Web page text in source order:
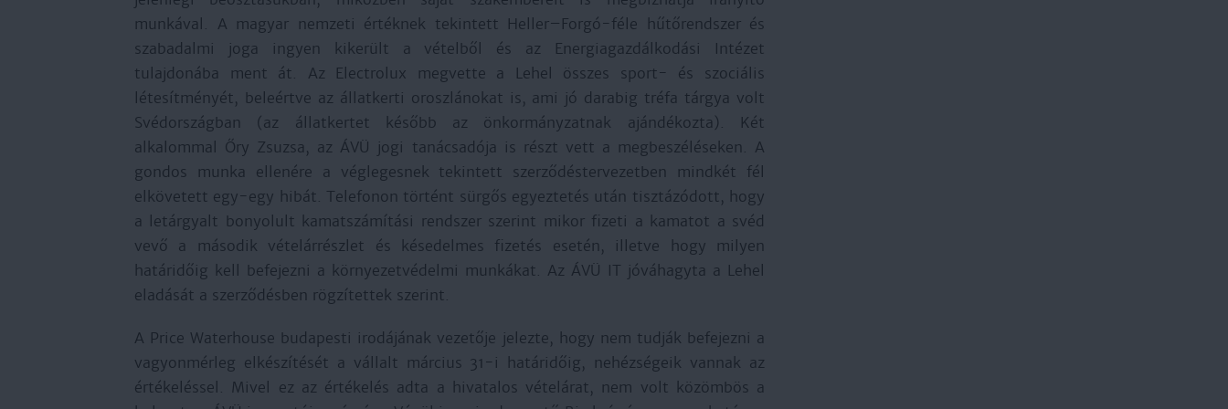
munkával. A magyar nemzeti értéknek tekintett Heller–Forgó-féle hűtőrendszer és
szabadalmi joga ingyen kikerült a vételből és az Energiagazdálkodási Intézet
tulajdonába ment át. Az Electrolux megvette a Lehel összes sport- és szociális
létesítményét, beleértve az állatkerti oroszlánokat is, ami jó darabig tréfa tárgya volt
Svédországban (az állatkertet később az önkormányzatnak ajándékozta). Két
alkalommal Őry Zsuzsa, az ÁVÜ jogi tanácsadója is részt vett a megbeszéléseken. A
gondos munka ellenére a véglegesnek tekintett szerződéstervezetben mindkét fél
elkövetett egy-egy hibát. Telefonon történt sürgős egyeztetés után tisztázódott, hogy
a letárgyalt bonyolult kamatszámítási rendszer szerint mikor fizeti a kamatot a svéd
vevő a második vételárrészlet és késedelmes fizetés esetén, illetve hogy milyen
határidőig kell befejezni a környezetvédelmi munkákat. Az ÁVÜ IT jóváhagyta a Lehel
eladását a szerződésben rögzítettek szerint.
A Price Waterhouse budapesti irodájának vezetője jelezte, hogy nem tudják befejezni a
vagyonmérleg elkészítését a vállalt március 31-i határidőig, nehézségeik vannak az
értékeléssel. Mivel ez az értékelés adta a hivatalos vételárat, nem volt közömbös a